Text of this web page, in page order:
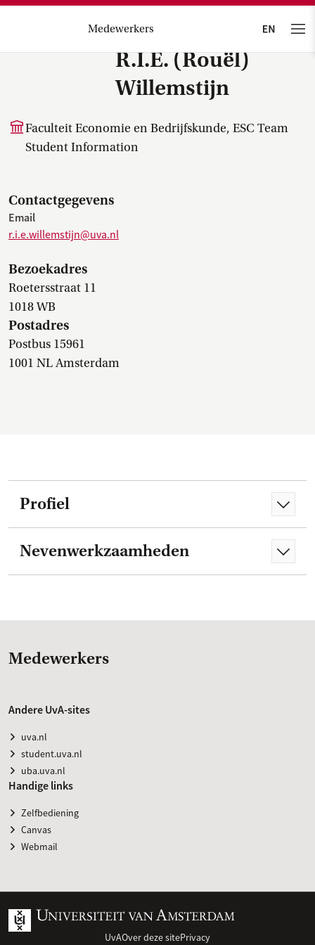
Medewerkers
R.I.E. (Rouël)
Willemstijn
Faculteit Economie en Bedrijfskunde, ESC Team
Student Information
Contactgegevens
Email
r.i.e.willemstijn@uva.nl
Bezoekadres
Roetersstraat 11
1018 WB
Postadres
Postbus 15961
1001 NL Amsterdam
Profiel
Nevenwerkzaamheden
Medewerkers
Andere UvA-sites
uva.nl
student.uva.nl
uba.uva.nl
Handige links
Zelfbediening
Canvas
Webmail
UvAOver deze sitePrivacy